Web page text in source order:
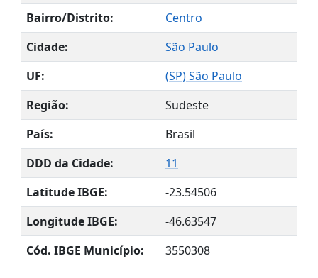
Bairro/Distrito:
Centro
Cidade:
São Paulo
UF:
(SP) São Paulo
Região:
Sudeste
País:
Brasil
DDD da Cidade:
11
Latitude IBGE:
-23.54506
Longitude IBGE:
-46.63547
Cód. IBGE Município:
3550308